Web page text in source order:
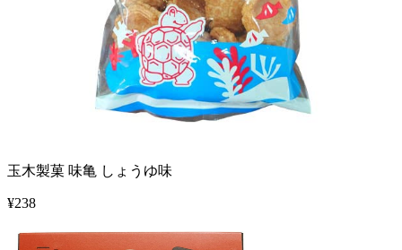
玉木製菓 味亀 しょうゆ味
¥238